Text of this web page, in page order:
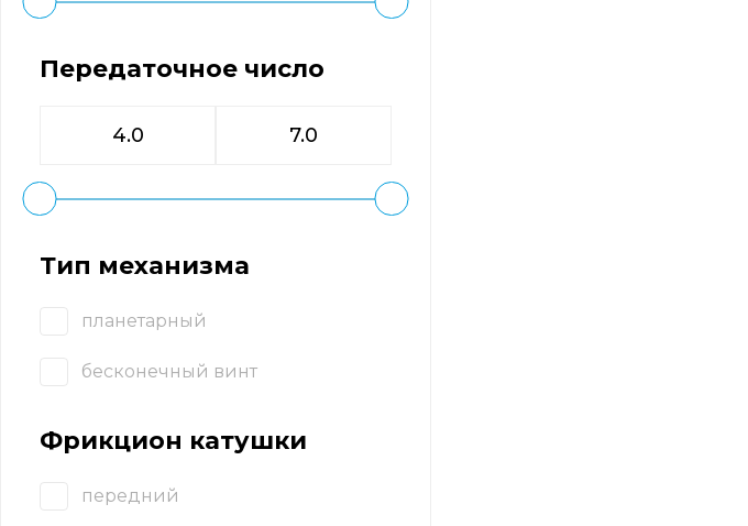
Передаточное число
Тип механизма
планетарный
бесконечный винт
Фрикцион катушки
передний